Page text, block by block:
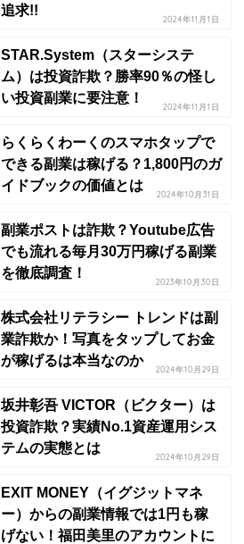
追求!!
2024年11月1日
STAR.System（スターシステ
ム）は投資詐欺？勝率90％の怪し
い投資副業に要注意！
2024年11月1日
らくらくわーくのスマホタップで
できる副業は稼げる？1,800円のガ
イドブックの価値とは
2024年10月31日
副業ポストは詐欺？Youtube広告
でも流れる毎月30万円稼げる副業
を徹底調査！
2023年10月30日
株式会社リテラシー トレンドは副
業詐欺か！写真をタップしてお金
が稼げるは本当なのか
2024年10月29日
坂井彰吾 VICTOR（ビクター）は
投資詐欺？実績No.1資産運用シス
テムの実態とは
2024年10月29日
EXIT MONEY（イグジットマネ
ー）からの副業情報では1円も稼
げない！福田美里のアカウントに